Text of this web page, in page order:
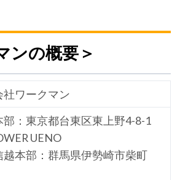
ンの概要＞
社ワークマン
部：東京都台東区東上野4-8-1
UENO
越本部：群馬県伊勢崎市柴町